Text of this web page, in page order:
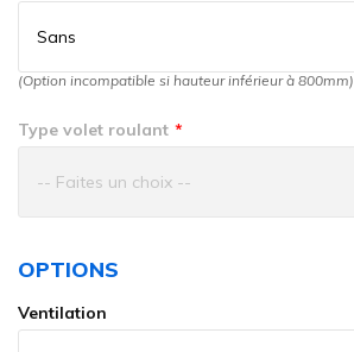
(Option incompatible si hauteur inférieur à 800mm)
Type volet roulant
OPTIONS
Ventilation